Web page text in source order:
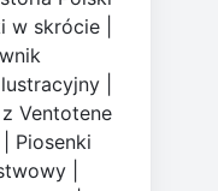
w skrócie
lustracyjny
Ventotene
Piosenki